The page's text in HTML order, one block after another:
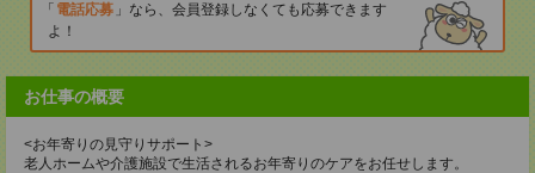
電話応募
なら、会員登録しなくても応募できます
よ！
お仕事の概要
<お年寄りの見守りサポート>
老人ホームや介護施設で生活されるお年寄りのケアをお任せします。